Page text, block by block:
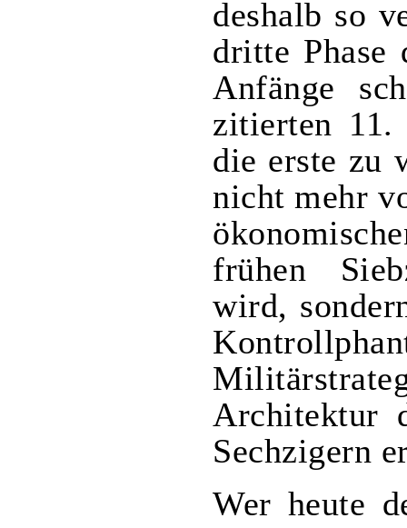
deshalb so
dritte Phase
Anfänge
zitierten 11.
die erste zu
nicht mehr
frühen
wird,
Architektur
Sechzigern
Wer heute